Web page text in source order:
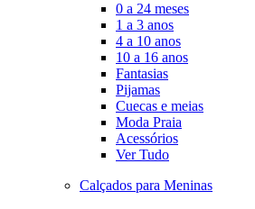
0 a 24 meses
1 a 3 anos
4 a 10 anos
10 a 16 anos
Fantasias
Pijamas
Cuecas e meias
Moda Praia
Acessórios
Ver Tudo
Calçados para Meninas